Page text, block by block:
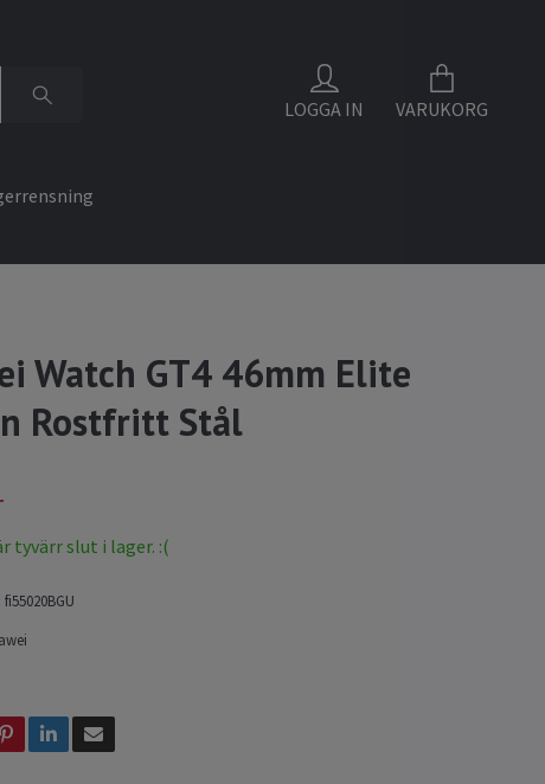
LOGGA IN VARUKORG
Watch GT4 46mm Elite
Rostfritt Stål
tyvärr slut i lager. :(
fi55020BGU